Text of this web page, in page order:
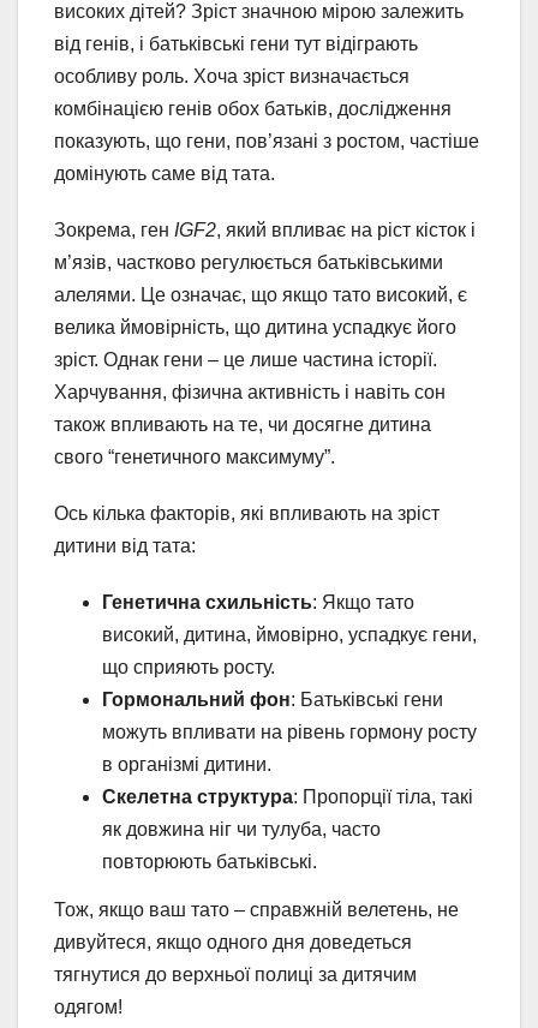
високих дітей? Зріст значною мірою залежить
від генів, і батьківські гени тут відіграють
особливу роль. Хоча зріст визначається
комбінацією генів обох батьків, дослідження
показують, що гени, пов’язані з ростом, частіше
домінують саме від тата.
Зокрема, ген IGF2, який впливає на ріст кісток і
м’язів, частково регулюється батьківськими
алелями. Це означає, що якщо тато високий, є
велика ймовірність, що дитина успадкує його
зріст. Однак гени – це лише частина історії.
Харчування, фізична активність і навіть сон
також впливають на те, чи досягне дитина
свого “генетичного максимуму”.
Ось кілька факторів, які впливають на зріст
дитини від тата:
Генетична схильність: Якщо тато
високий, дитина, ймовірно, успадкує гени,
що сприяють росту.
Гормональний фон: Батьківські гени
можуть впливати на рівень гормону росту
в організмі дитини.
Скелетна структура: Пропорції тіла, такі
як довжина ніг чи тулуба, часто
повторюють батьківські.
Тож, якщо ваш тато – справжній велетень, не
дивуйтеся, якщо одного дня доведеться
тягнутися до верхньої полиці за дитячим
одягом!